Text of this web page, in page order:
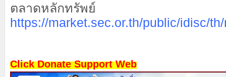
ตลาดหลักทรัพย์
https://market.sec.or.th/public/idisc/
Click Donate Support Web